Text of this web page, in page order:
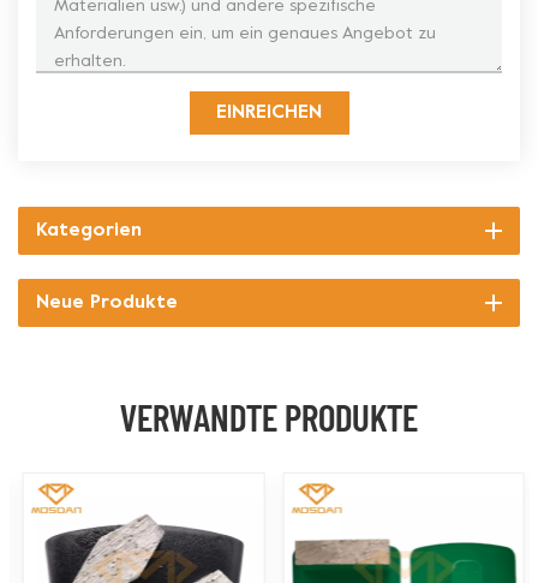
EINREICHEN
Kategorien
Neue Produkte
VERWANDTE PRODUKTE